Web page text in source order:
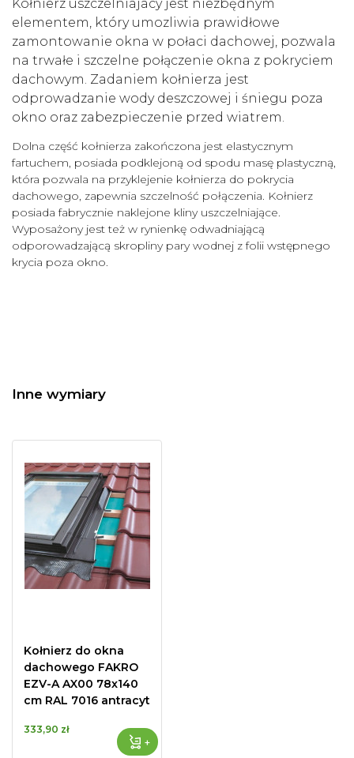
Kołnierz uszczelniajacy jest niezbędnym
elementem, który umozliwia prawidłowe
zamontowanie okna w połaci dachowej, pozwala
na trwałe i szczelne połączenie okna z pokryciem
dachowym. Zadaniem kołnierza jest
odprowadzanie wody deszczowej i śniegu poza
okno oraz zabezpieczenie przed wiatrem.
Dolna część kołnierza zakończona jest elastycznym
fartuchem, posiada podklejoną od spodu masę plastyczną,
która pozwala na przyklejenie kołnierza do pokrycia
dachowego, zapewnia szczelność połączenia. Kołnierz
posiada fabrycznie naklejone kliny uszczelniające.
Wyposażony jest też w rynienkę odwadniającą
odporowadzającą skropliny pary wodnej z folii wstępnego
krycia poza okno.
Inne wymiary
Kołnierz do okna
dachowego FAKRO
EZV-A AX00 78x140
cm RAL 7016 antracyt
333,90 zł
+